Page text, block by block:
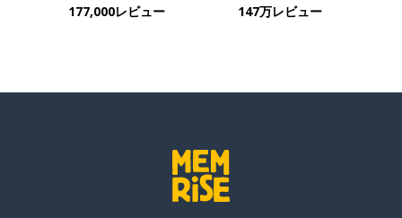
177,000レビュー 147万レビュー